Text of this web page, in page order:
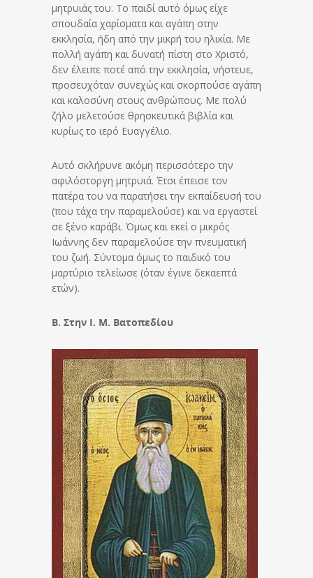
μητρυιάς του. Το παιδί αυτό όμως είχε
σπουδαία χαρίσματα και αγάπη στην
εκκλησία, ήδη από την μικρή του ηλικία. Με
πολλή αγάπη και δυνατή πίστη στο Χριστό,
δεν έλειπε ποτέ από την εκκλησία, νήστευε,
προσευχόταν συνεχώς και σκορπούσε αγάπη
και καλοσύνη στους ανθρώπους. Με πολύ
ζήλο μελετούσε θρησκευτικά βιβλία και
κυρίως το ιερό Ευαγγέλιο.
Αυτό σκλήρυνε ακόμη περισσότερο την
αφιλόστοργη μητρυιά. Έτσι έπεισε τον
πατέρα του να παρατήσει την εκπαίδευσή του
(που τάχα την παραμελούσε) και να εργαστεί
σε ξένο καράβι. Όμως και εκεί ο μικρός
Ιωάννης δεν παραμελούσε την πνευματική
του ζωή. Σύντομα όμως το παιδικό του
μαρτύριο τελείωσε (όταν έγινε δεκαεπτά
ετών).
Β. Στην Ι. Μ. Βατοπεδίου